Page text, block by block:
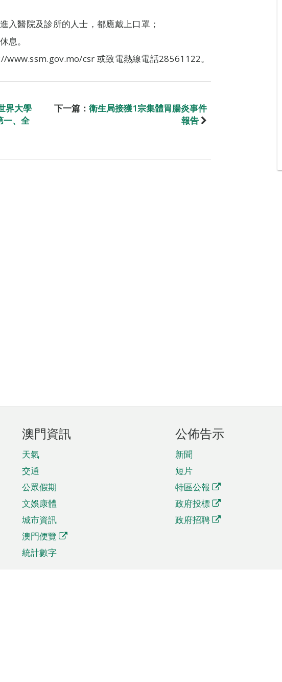
入醫院及診所的人士，都應戴上口罩；
息。
www.ssm.gov.mo/csr 或致電熱線電話28561122。
界大學
一、全
下一篇： 衛生局接獲1宗集體胃腸炎事件
報告
澳門資訊
天氣
交通
公眾假期
文娛康體
城市資訊
澳門便覽
統計數字
公佈告示
新聞
短片
特區公報
政府投標
政府招聘